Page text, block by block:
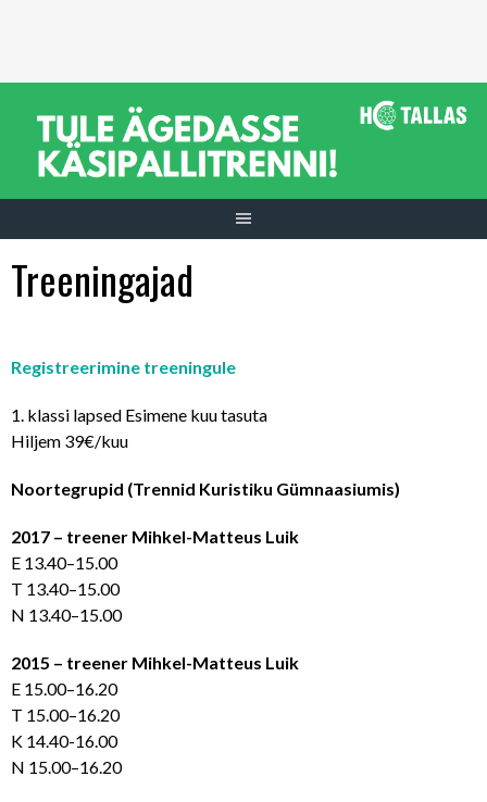
Treeningajad
Registreerimine treeningule
1. klassi lapsed Esimene kuu tasuta
Hiljem 39€/kuu
Noortegrupid (Trennid Kuristiku Gümnaasiumis)
2017 – treener Mihkel-Matteus Luik
E 13.40–15.00
T 13.40–15.00
N 13.40–15.00
2015 – treener Mihkel-Matteus Luik
E 15.00–16.20
T 15.00–16.20
K 14.40-16.00
N 15.00–16.20